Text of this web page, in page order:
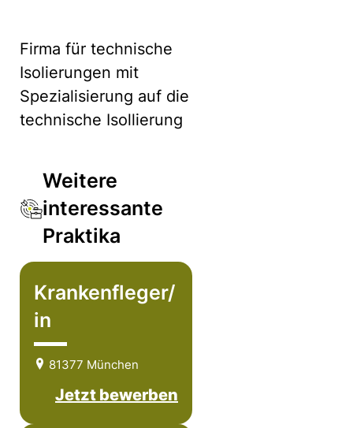
Firma für technische
Isolierungen mit
Spezialisierung auf die
technische Isollierung
Weitere
interessante
Praktika
Krankenfleger/
in
81377 München
Jetzt bewerben